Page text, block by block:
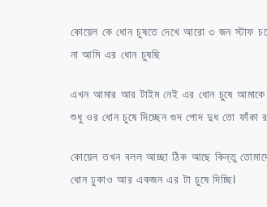
কোয়েল কে ধোন চুষতে দেখে আরো ৩ জন স্টাফ
না আমি এর ধোন চুষছি
এখন আমার আর টাইম নেই এর ধোন চুষে
শুধু ওর ধোন চুষে দিচ্ছেন গুদ পোদ দুধ তো ফাঁকা
কোয়েল তখন বলল আচ্ছা ঠিক আছে কিন্তু
ধোন ঢুকাও আর একজন এর টা চুষে দিচ্ছি।